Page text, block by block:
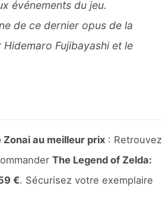
événements du jeu.
de ce dernier opus de la
Fujibayashi et le
au meilleur prix: Retrouvez
The Legend of Zelda:
€. Sécurisez votre exemplaire